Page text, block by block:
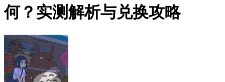
何？实测解析与兑换攻略